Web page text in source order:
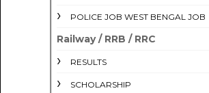
POLICE JOB WEST BENGAL JOB
Railway / RRB / RRC
RESULTS
SCHOLARSHIP